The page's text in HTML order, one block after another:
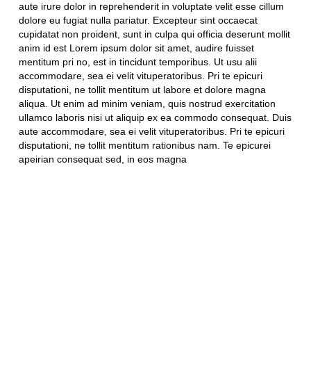
aute irure dolor in reprehenderit in voluptate velit esse cillum
dolore eu fugiat nulla pariatur. Excepteur sint occaecat
cupidatat non proident, sunt in culpa qui officia deserunt mollit
anim id est Lorem ipsum dolor sit amet, audire fuisset
mentitum pri no, est in tincidunt temporibus. Ut usu alii
accommodare, sea ei velit vituperatoribus. Pri te epicuri
disputationi, ne tollit mentitum ut labore et dolore magna
aliqua. Ut enim ad minim veniam, quis nostrud exercitation
ullamco laboris nisi ut aliquip ex ea commodo consequat. Duis
aute accommodare, sea ei velit vituperatoribus. Pri te epicuri
disputationi, ne tollit mentitum rationibus nam. Te epicurei
apeirian consequat sed, in eos magna